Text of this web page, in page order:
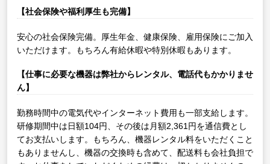
【社会保険や福利厚生も完備】
安心の社会保険完備。厚生年金、健康保険、雇用保険にご加入
いただけます。もちろん有給休暇や特別休暇もあります。
【仕事に必要な機器は弊社からレンタル、電話代もかかりませ
ん】
勤務時間中の電気代やインターネット費用も一部支給します。
研修期間中は日額104円、その後は月額2,361円を通信費とし
てお支払いします。もちろん、機器レンタル料をいただくこと
もありませんし、機器の交換時も含めて、配送料も会社負担で